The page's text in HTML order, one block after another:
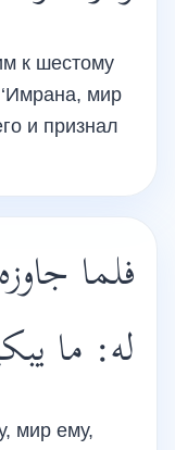
к шестому
мир
и признал
فلما
له: ما